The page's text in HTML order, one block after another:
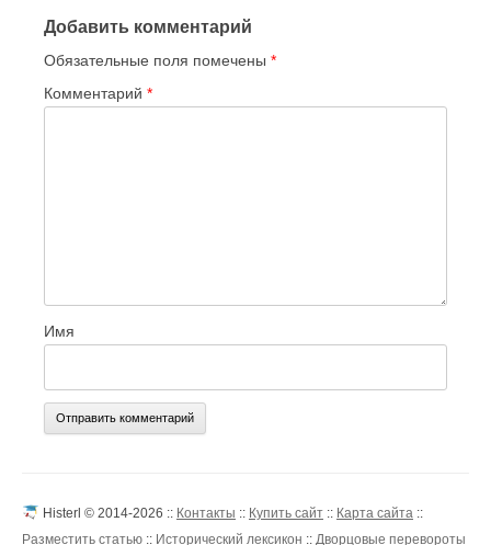
Добавить комментарий
Обязательные поля помечены *
Комментарий *
Имя
Histerl © 2014-2026 :: Контакты :: Купить сайт :: Карта сайта ::
Разместить статью :: Исторический лексикон :: Дворцовые перевороты